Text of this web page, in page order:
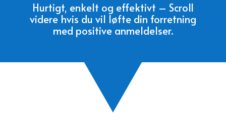
Hurtigt, enkelt og effektivt – Scroll
videre hvis du vil løfte din forretning
med positive anmeldelser.